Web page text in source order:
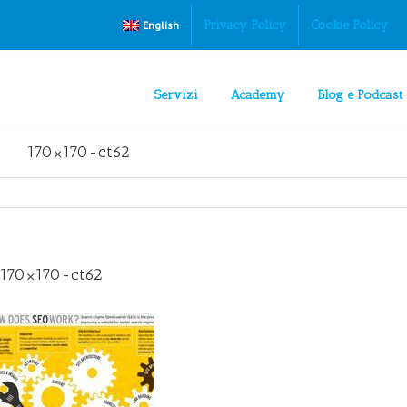
English Privacy Policy Cookie Policy
Servizi Academy Blog e Podcast
170×170-ct62
170×170-ct62